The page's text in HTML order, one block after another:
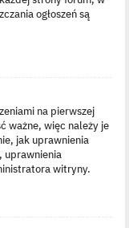
ogłoszeń są
na pierwszej
ważne, więc należy je
jak uprawnienia
uprawnienia
witryny.